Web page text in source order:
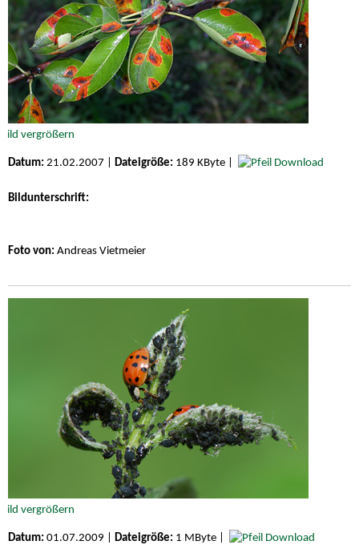
Datum: 21.02.2007 | Dateigröße: 189 KByte | Download
Bildunterschrift:
Foto von: Andreas Vietmeier
Datum: 01.07.2009 | Dateigröße: 1 MByte | Download